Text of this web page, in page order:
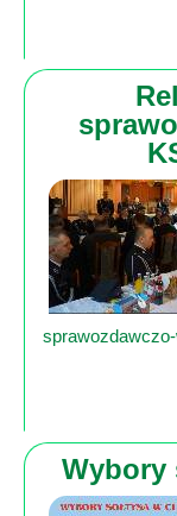
Narty
Ciekawostki
Filmy
Kamery
Informacje
Przydatne
Plakaty
Organizacje
OSP
Cieklin
Wybory